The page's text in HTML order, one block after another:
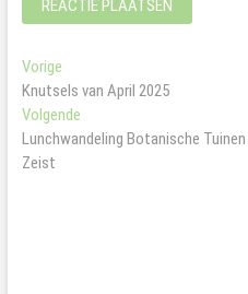
Bericht
navigatie
VorigeVorig
bericht:
Knutsels van April 2025
VolgendeVolgend
bericht:
Lunchwandeling Botanische
Zeist